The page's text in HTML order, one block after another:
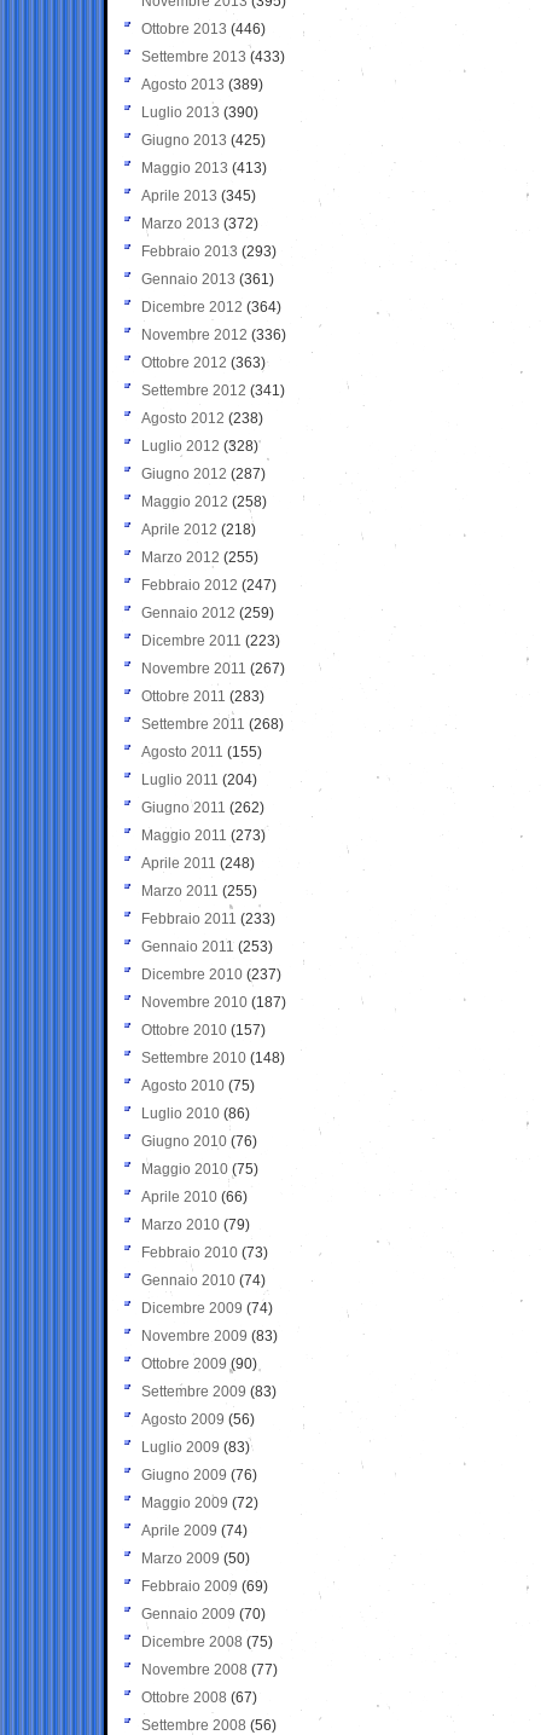
Ottobre 2013 (446)
Settembre 2013 (433)
Agosto 2013 (389)
Luglio 2013 (390)
Giugno 2013 (425)
Maggio 2013 (413)
Aprile 2013 (345)
Marzo 2013 (372)
Febbraio 2013 (293)
Gennaio 2013 (361)
Dicembre 2012 (364)
Novembre 2012 (336)
Ottobre 2012 (363)
Settembre 2012 (341)
Agosto 2012 (238)
Luglio 2012 (328)
Giugno 2012 (287)
Maggio 2012 (258)
Aprile 2012 (218)
Marzo 2012 (255)
Febbraio 2012 (247)
Gennaio 2012 (259)
Dicembre 2011 (223)
Novembre 2011 (267)
Ottobre 2011 (283)
Settembre 2011 (268)
Agosto 2011 (155)
Luglio 2011 (204)
Giugno 2011 (262)
Maggio 2011 (273)
Aprile 2011 (248)
Marzo 2011 (255)
Febbraio 2011 (233)
Gennaio 2011 (253)
Dicembre 2010 (237)
Novembre 2010 (187)
Ottobre 2010 (157)
Settembre 2010 (148)
Agosto 2010 (75)
Luglio 2010 (86)
Giugno 2010 (76)
Maggio 2010 (75)
Aprile 2010 (66)
Marzo 2010 (79)
Febbraio 2010 (73)
Gennaio 2010 (74)
Dicembre 2009 (74)
Novembre 2009 (83)
Ottobre 2009 (90)
Settembre 2009 (83)
Agosto 2009 (56)
Luglio 2009 (83)
Giugno 2009 (76)
Maggio 2009 (72)
Aprile 2009 (74)
Marzo 2009 (50)
Febbraio 2009 (69)
Gennaio 2009 (70)
Dicembre 2008 (75)
Novembre 2008 (77)
Ottobre 2008 (67)
Settembre 2008 (56)